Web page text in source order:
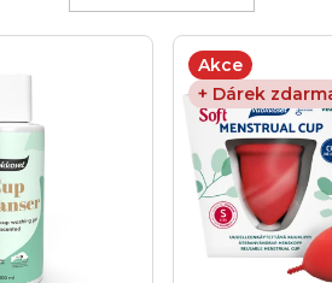
t
Akce
+ Dárek